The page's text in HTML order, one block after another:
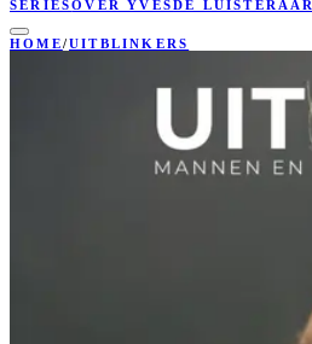
SERIESOVER YVESDE LUISTERAAR
HOME/UITBLINKERS